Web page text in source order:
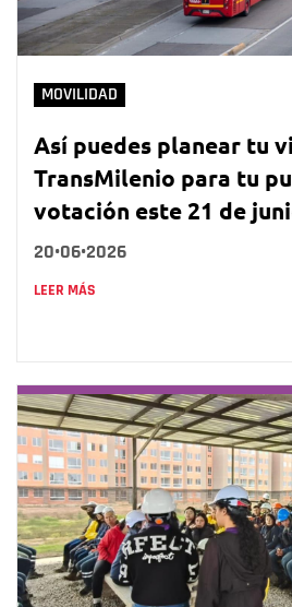
MOVILIDAD
Así puedes planear tu
TransMilenio para tu
votación este 21 de
20•06•2026
LEER MÁS